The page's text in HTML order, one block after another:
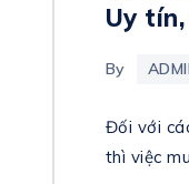
Uy
By
Đối với
thì việc